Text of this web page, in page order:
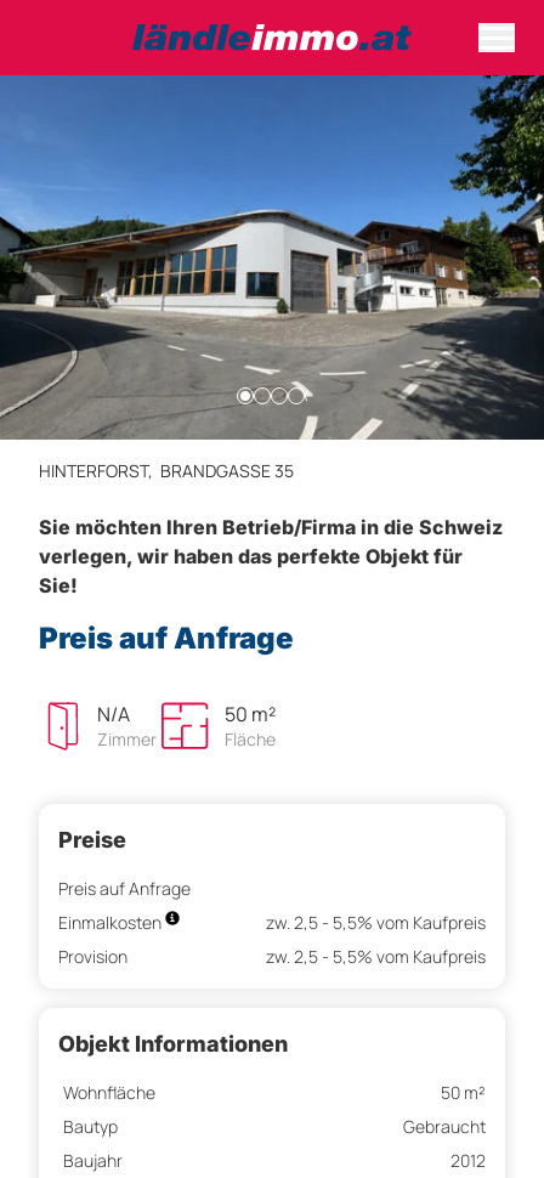
HINTERFORST, BRANDGASSE 35
Sie möchten Ihren Betrieb/Firma in die Schweiz
verlegen, wir haben das perfekte Objekt für
Sie!
Preis auf Anfrage
N/A
Zimmer
50 m²
Fläche
Preise
Preis auf Anfrage
Einmalkosten
zw. 2,5 - 5,5% vom Kaufpreis
Provision
zw. 2,5 - 5,5% vom Kaufpreis
Objekt Informationen
Wohnfläche
50 m²
Bautyp
Gebraucht
Baujahr
2012